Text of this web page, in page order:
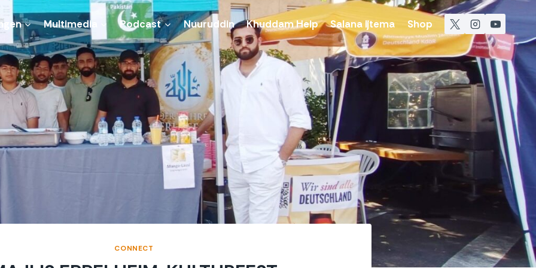
Multimedia Podcast Nuuruddin Khuddam Help Salana Ijtema Shop
CONNECT